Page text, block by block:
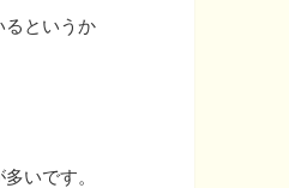
るというか
いです。